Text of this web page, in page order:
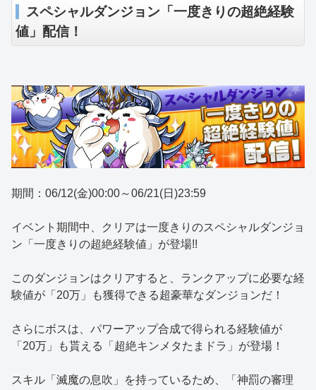
スペシャルダンジョン「一度きりの超絶経験
値」配信！
期間：06/12(金)00:00～06/21(日)23:59
イベント期間中、クリアは一度きりのスペシャルダンジョ
ン「一度きりの超絶経験値」が登場!!
このダンジョンはクリアすると、ランクアップに必要な経
験値が「20万」も獲得できる超豪華なダンジョンだ！
さらにボスは、パワーアップ合成で得られる経験値が
「20万」も貰える「超絶キンメタたまドラ」が登場！
スキル「滅魔の息吹」を持っているため、「神罰の審理